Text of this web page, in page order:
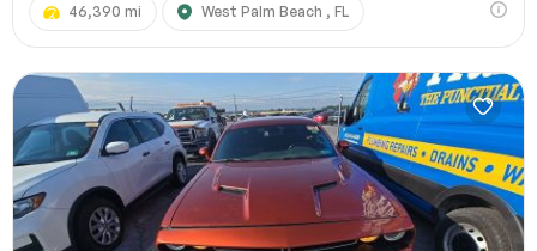
46,390 mi West Palm Beach , FL